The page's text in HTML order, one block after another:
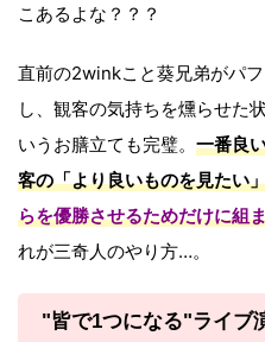
こあるよな？？？
直前の2winkこと葵兄弟がパ
し、観客の気持ちを燻らせた
いうお膳立ても完璧。 一番良
客の「より良いものを見たい
らを優勝させるためだけに組
れが三奇人のやり方…。
"皆で1つになる"ライブ